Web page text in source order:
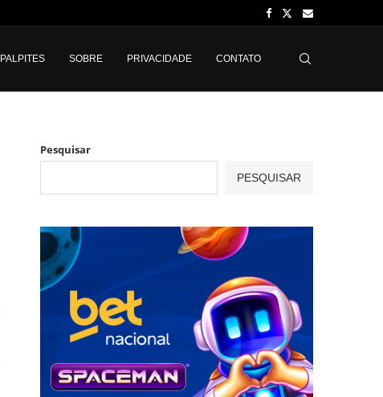
PALPITES SOBRE PRIVACIDADE CONTATO
Pesquisar
PESQUISAR